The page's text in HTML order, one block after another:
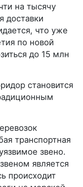
на тысячу
доставки
что уже
по новой
до 15 млн
становится
транспортная
звено.
является
происходит